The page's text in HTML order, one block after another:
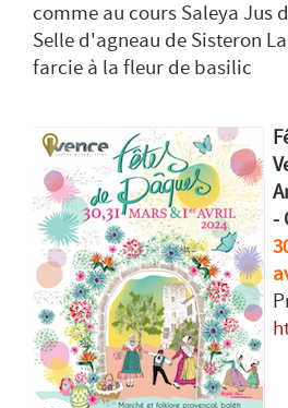
comme au cours Saleya Jus
Selle d'agneau de Sisteron
farcie à la fleur de basilic
-